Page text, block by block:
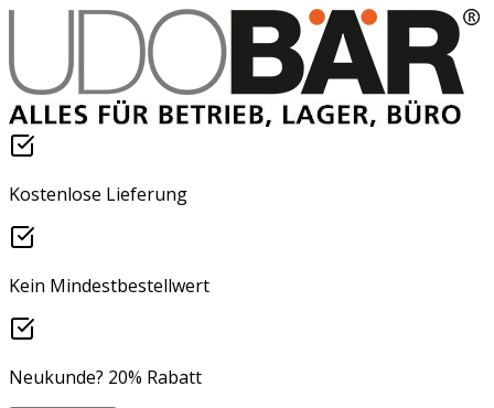
Kostenlose Lieferung
Kein Mindestbestellwert
Neukunde? 20% Rabatt